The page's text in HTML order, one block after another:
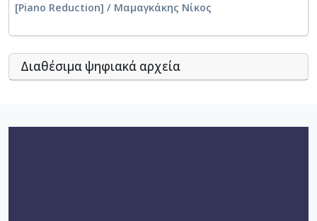
[Piano Reduction] / Μαμαγκάκης Νίκος
Διαθέσιμα ψηφιακά αρχεία